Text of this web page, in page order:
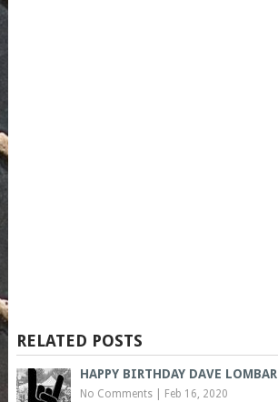
RELATED POSTS
HAPPY BIRTHDAY DAVE
No Comments| Feb 16, 2020